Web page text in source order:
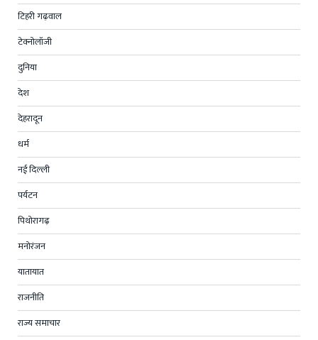
टिहरी गढ़वाल
टेक्नोलॉजी
दुनिया
देश
देहरादून
धर्म
नई दिल्ली
पर्यटन
पिथोरागढ़
मनोरंजन
यातायात
राजनीति
राज्य समाचार